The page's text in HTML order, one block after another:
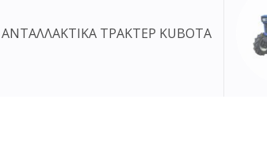
ΑΝΤΑΛΛΑΚΤΙΚΑ ΤΡΑΚΤΕΡ ISEKI